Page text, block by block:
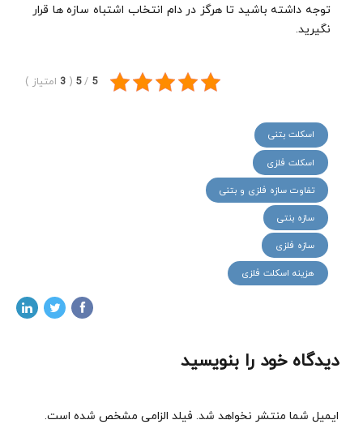
توجه داشته باشید تا هرگز در دام انتخاب اشتباه سازه ها قرار
نگیرید.
5
/
5
(
3 امتیاز )
اسکلت بتنی
اسکلت فلزی
تفاوت سازه فلزی و بتنی
سازه بنتی
سازه فلزی
هزینه اسکلت فلزی
دیدگاه خود را بنویسید
ایمیل شما منتشر نخواهد شد. فیلد الزامی مشخص شده است.